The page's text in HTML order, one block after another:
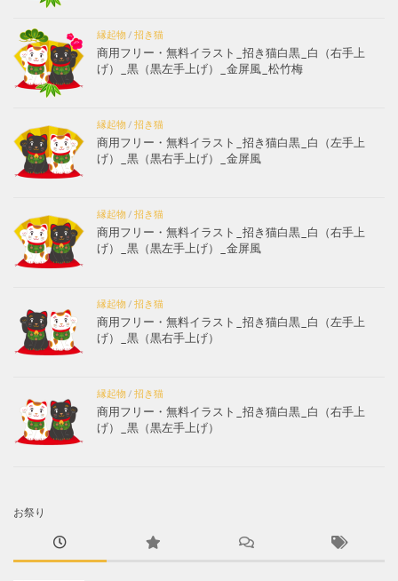
縁起物/ 招き猫
商用フリー・無料イラスト_招き猫白黒_白（右手上
げ）_黒（黒左手上げ）_金屏風_松竹梅
縁起物/ 招き猫
商用フリー・無料イラスト_招き猫白黒_白（左手上
げ）_黒（黒右手上げ）_金屏風
縁起物/ 招き猫
商用フリー・無料イラスト_招き猫白黒_白（右手上
げ）_黒（黒左手上げ）_金屏風
縁起物/ 招き猫
商用フリー・無料イラスト_招き猫白黒_白（左手上
げ）_黒（黒右手上げ）
縁起物/ 招き猫
商用フリー・無料イラスト_招き猫白黒_白（右手上
げ）_黒（黒左手上げ）
お祭り